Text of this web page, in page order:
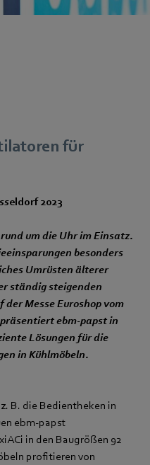
für
2023
um die Uhr im Einsatz.
besonders
Umrüsten älterer
ständig steigenden
Messe Euroshop vom
ebm‑papst in
Lösungen für die
in Kühlmöbeln.
B. die Bedientheken in
ebm‑papst
in den Baugrößen 92
profitieren von